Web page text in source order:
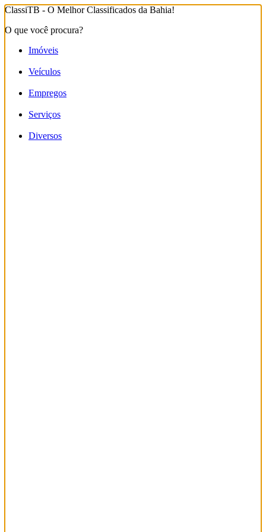
ClassiTB - O Melhor Classificados da Bahia!
O que você procura?
Imóveis
Veículos
Empregos
Serviços
Diversos